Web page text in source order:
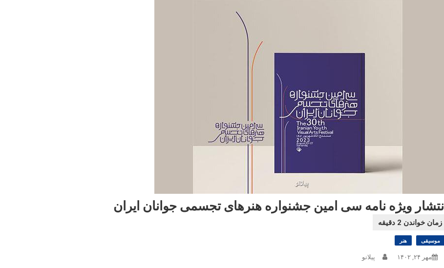
انتشار ویژه نامه سی امین جشنواره هنرهای تجسمی جوانان ایران
موسیقی هنر
مهر ۲۴, ۱۴۰۲ پیلانو